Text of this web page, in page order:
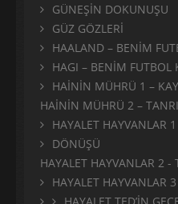
GÜNEŞİN DOKUNUŞU
GÜZ GÖZLERİ
HAALAND – BENİM
HAGI – BENİM FUTBOL
HAİNİN MÜHRÜ 1 –
HAİNİN MÜHRÜ 2 –
HAYALET HAYVANLAR
DÖNÜŞÜ
HAYALET HAYVANLAR 2
HAYALET HAYVANLAR